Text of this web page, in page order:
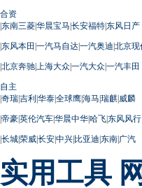
合资
|东南三菱|华晨宝马|长安福特|东风日产
|东风本田 |一汽马自达|一汽奥迪|北京现
|北京奔驰| 上海大众|一汽大众|一汽丰田
自主
|奇瑞|吉利|华泰|全球鹰|海马|瑞麒|威麟
|帝豪|英伦汽车|华晨中华|哈飞|东风风行
|长城|荣威|长安|中兴|比亚迪|东南|广汽
实用工具